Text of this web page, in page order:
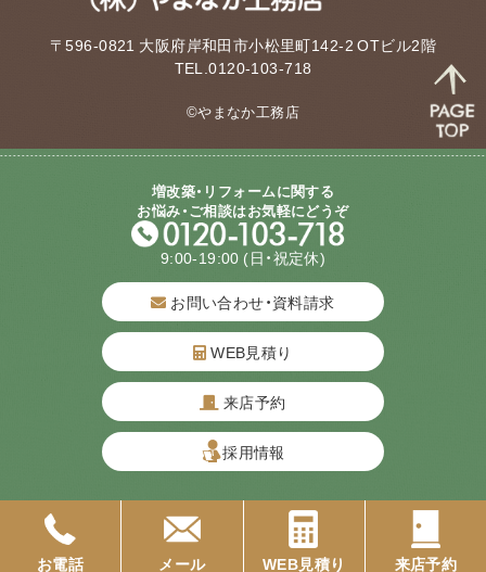
〒596-0821 大阪府岸和田市小松里町142-2 OTビル2階
TEL.0120-103-718
©やまなか工務店
増改築・リフォームに関する
お悩み・ご相談はお気軽にどうぞ
9:00-19:00 (日・祝定休)
お問い合わせ・資料請求
WEB見積り
来店予約
採用情報
お電話 メール WEB見積り 来店予約